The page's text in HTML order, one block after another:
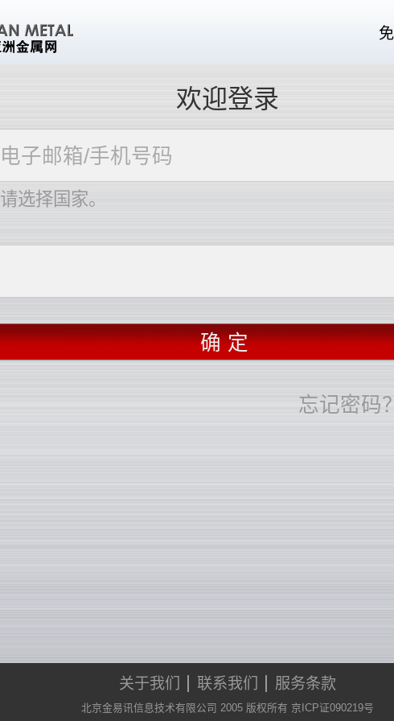
欢迎登录
请选择国家。
忘记密码？
关于我们 联系我们 服务条款
北京金易讯信息技术有限公司 2005 版权所有 京ICP证090219号